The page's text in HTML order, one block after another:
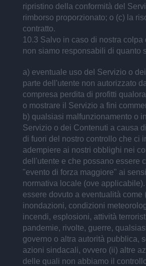
ripristino della conformità del
rimborso proporzionato; o (c) la
contratto.
10.3 Salvo in caso di nostra colpa
non siamo responsabili di quanto
a) eventuale uso del Servizio o
parte dell'utente non autorizzato
compresa perdita di profitti
o mostrare il Servizio a fini
b) qualsiasi malfunzionamento o
Servizio o dei Contenuti a causa
di fuori del nostro controllo che ci
adempiere ai nostri obblighi nei
dell'utente e che possano essere
"evento di forza maggiore" ai
normativa locale (ove
essere dovuto a eventualità come
inondazioni, condizioni
incendi, esplosioni, attività
pandemie, rivolte, guerre,
governo o altra autorità pubblica,
azioni sindacali, ovvero (ii) altre
delle quali non abbiamo il